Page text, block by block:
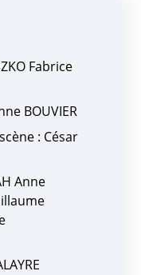
Fabrice
BOUVIER
: César
Anne